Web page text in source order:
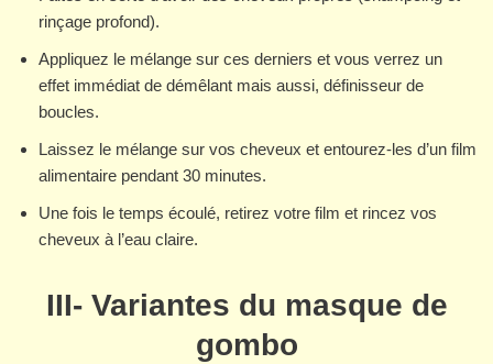
rinçage profond).
Appliquez le mélange sur ces derniers et vous verrez un
effet immédiat de démêlant mais aussi, définisseur de
boucles.
Laissez le mélange sur vos cheveux et entourez-les d’un film
alimentaire pendant 30 minutes.
Une fois le temps écoulé, retirez votre film et rincez vos
cheveux à l’eau claire.
III- Variantes du masque de
gombo